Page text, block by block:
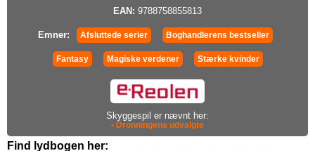
EAN: 9788758855813
Emner: Afsluttede serier Boghandlerens bestseller
Fantasy Magiske verdener Stærke kvinder
Skyggespil er nævnt her:
• Dronningens udvalgte
Find lydbogen her: